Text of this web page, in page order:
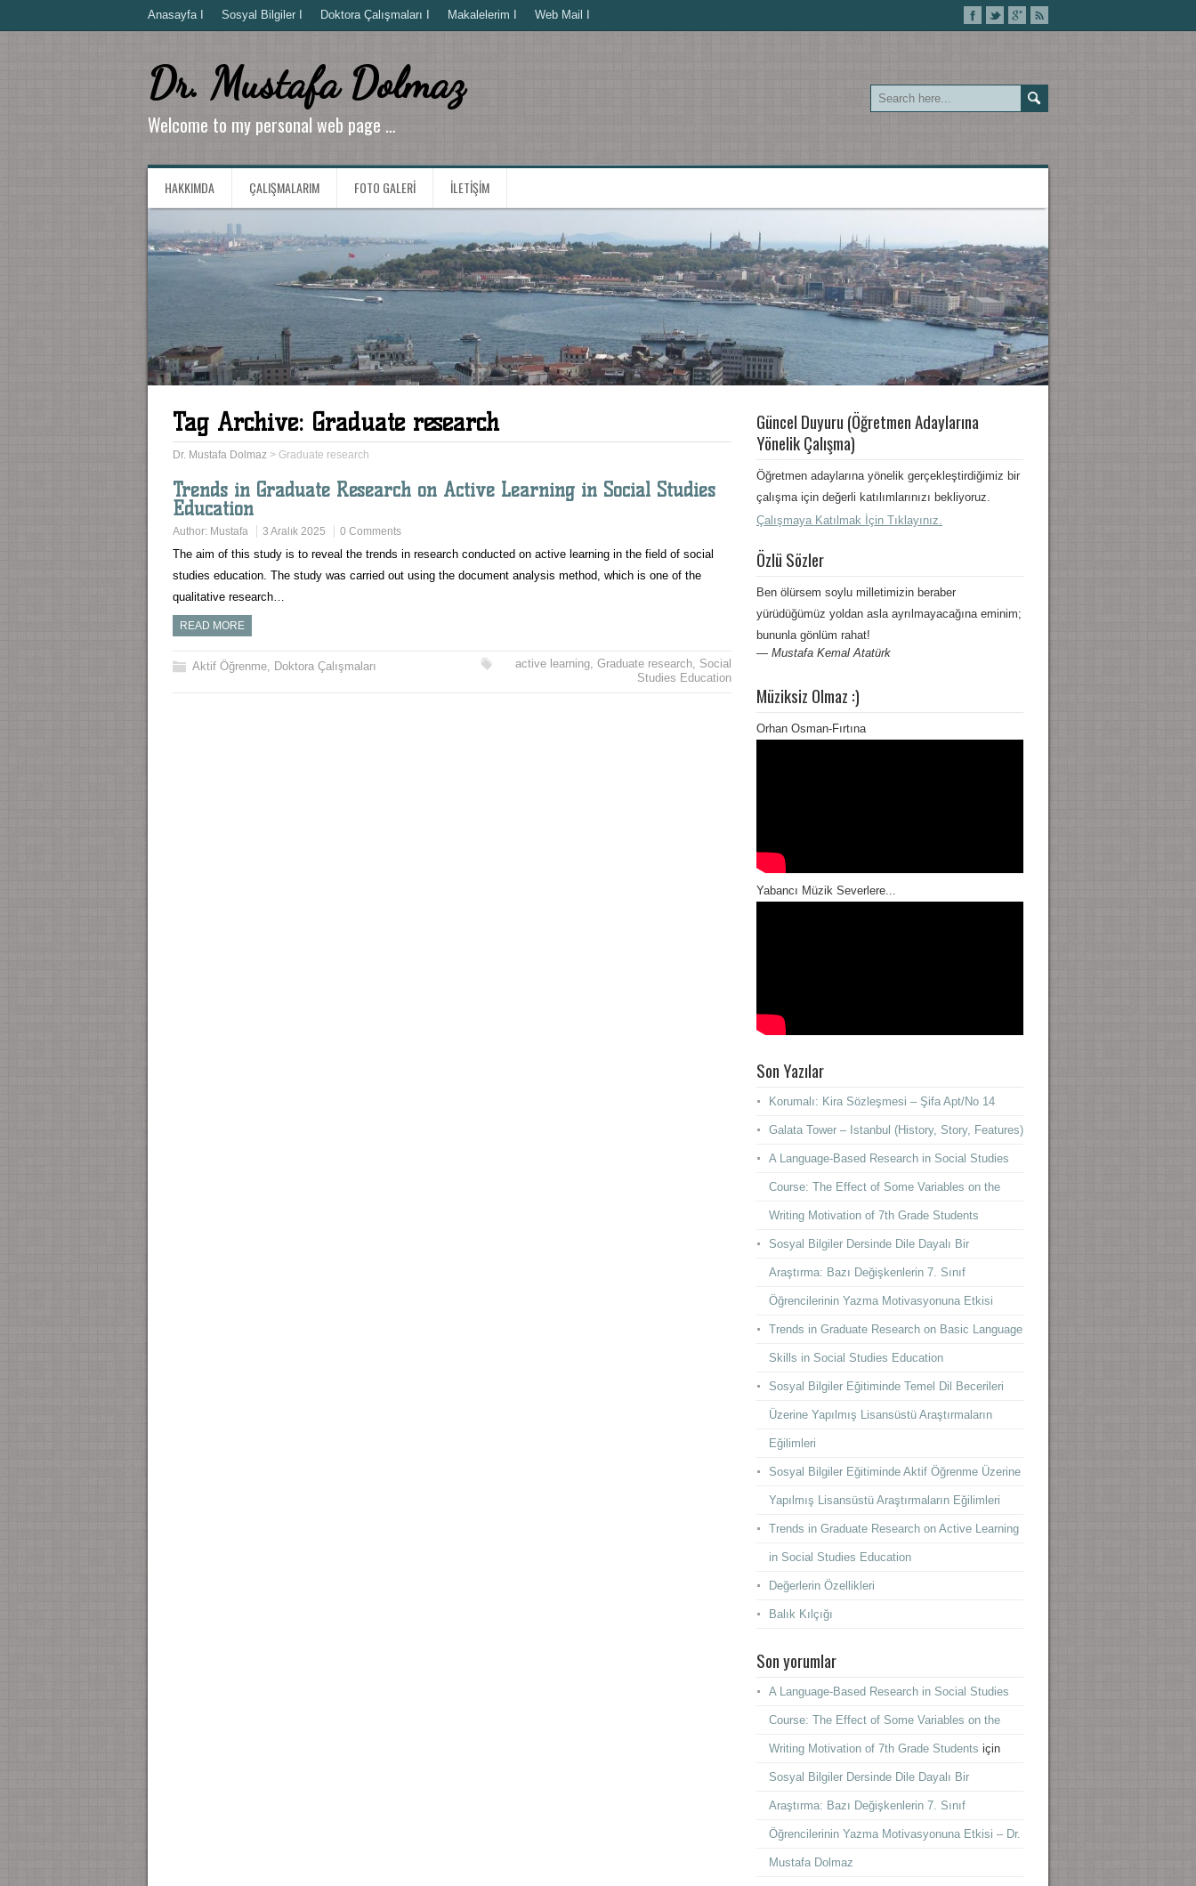
Anasayfa I Sosyal Bilgiler I Doktora Çalışmaları I Makalelerim I Web Mail I
Dr. Mustafa Dolmaz
Welcome to my personal web page …
HAKKIMDA ÇALIŞMALARIM FOTO GALERI İLETIŞIM
Tag Archive: Graduate research
Dr. Mustafa Dolmaz > Graduate research
Trends in Graduate Research on Active Learning in Social Studies
Education
Author: Mustafa 3 Aralık 2025 0 Comments
The aim of this study is to reveal the trends in research conducted on active learning in the field of social
studies education. The study was carried out using the document analysis method, which is one of the
qualitative research…
READ MORE
Aktif Öğrenme, Doktora Çalışmaları active learning, Graduate research, Social
Studies Education
Güncel Duyuru (Öğretmen Adaylarına
Yönelik Çalışma)
Öğretmen adaylarına yönelik gerçekleştirdiğimiz bir
çalışma için değerli katılımlarınızı bekliyoruz.
Çalışmaya Katılmak İçin Tıklayınız.
Özlü Sözler
Ben ölürsem soylu milletimizin beraber
yürüdüğümüz yoldan asla ayrılmayacağına eminim;
bununla gönlüm rahat!
— Mustafa Kemal Atatürk
Müziksiz Olmaz :)
Orhan Osman-Fırtına
Yabancı Müzik Severlere...
Son Yazılar
Korumalı: Kira Sözleşmesi – Şifa Apt/No 14
Galata Tower – Istanbul (History, Story, Features)
A Language-Based Research in Social Studies
Course: The Effect of Some Variables on the
Writing Motivation of 7th Grade Students
Sosyal Bilgiler Dersinde Dile Dayalı Bir
Araştırma: Bazı Değişkenlerin 7. Sınıf
Öğrencilerinin Yazma Motivasyonuna Etkisi
Trends in Graduate Research on Basic Language
Skills in Social Studies Education
Sosyal Bilgiler Eğitiminde Temel Dil Becerileri
Üzerine Yapılmış Lisansüstü Araştırmaların
Eğilimleri
Sosyal Bilgiler Eğitiminde Aktif Öğrenme Üzerine
Yapılmış Lisansüstü Araştırmaların Eğilimleri
Trends in Graduate Research on Active Learning
in Social Studies Education
Değerlerin Özellikleri
Balık Kılçığı
Son yorumlar
A Language-Based Research in Social Studies
Course: The Effect of Some Variables on the
Writing Motivation of 7th Grade Students için
Sosyal Bilgiler Dersinde Dile Dayalı Bir
Araştırma: Bazı Değişkenlerin 7. Sınıf
Öğrencilerinin Yazma Motivasyonuna Etkisi – Dr.
Mustafa Dolmaz